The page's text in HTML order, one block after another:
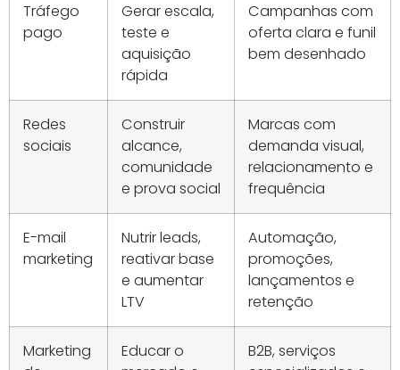
Tráfego
pago
Gerar escala,
teste e
aquisição
rápida
Campanhas com
oferta clara e funil
bem desenhado
Redes
sociais
Construir
alcance,
comunidade
e prova social
Marcas com
demanda visual,
relacionamento e
frequência
E-mail
marketing
Nutrir leads,
reativar base
e aumentar
LTV
Automação,
promoções,
lançamentos e
retenção
Marketing
Educar o
B2B, serviços